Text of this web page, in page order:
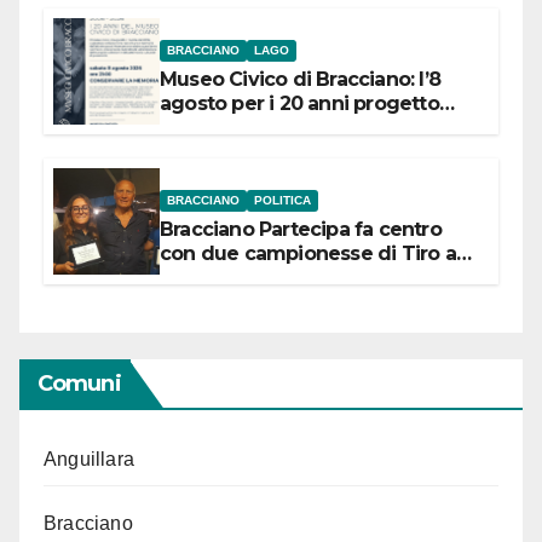
BRACCIANO LAGO
Museo Civico di Bracciano: l’8
agosto per i 20 anni progetto
BRACCIANO POLITICA
Bracciano Partecipa fa centro
con due campionesse di Tiro a
Comuni
Anguillara
Bracciano